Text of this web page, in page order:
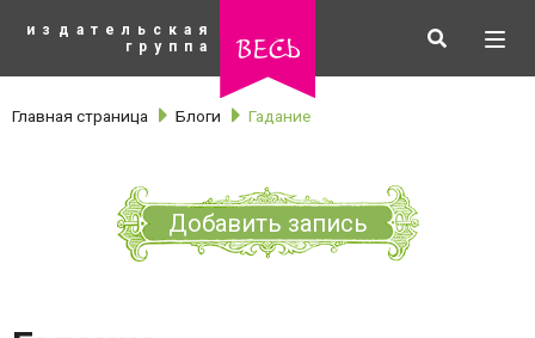
основному
издательская
группа
весь Искать
Главная страница Блоги Гадание
Добавить запись